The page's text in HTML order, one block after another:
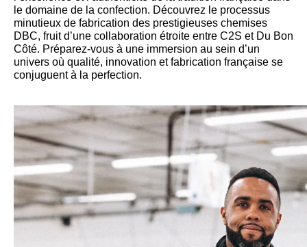
le domaine de la confection. Découvrez le processus
minutieux de fabrication des prestigieuses chemises
DBC, fruit d’une collaboration étroite entre C2S et Du Bon
Côté. Préparez-vous à une immersion au sein d’un
univers où qualité, innovation et fabrication française se
conjuguent à la perfection.